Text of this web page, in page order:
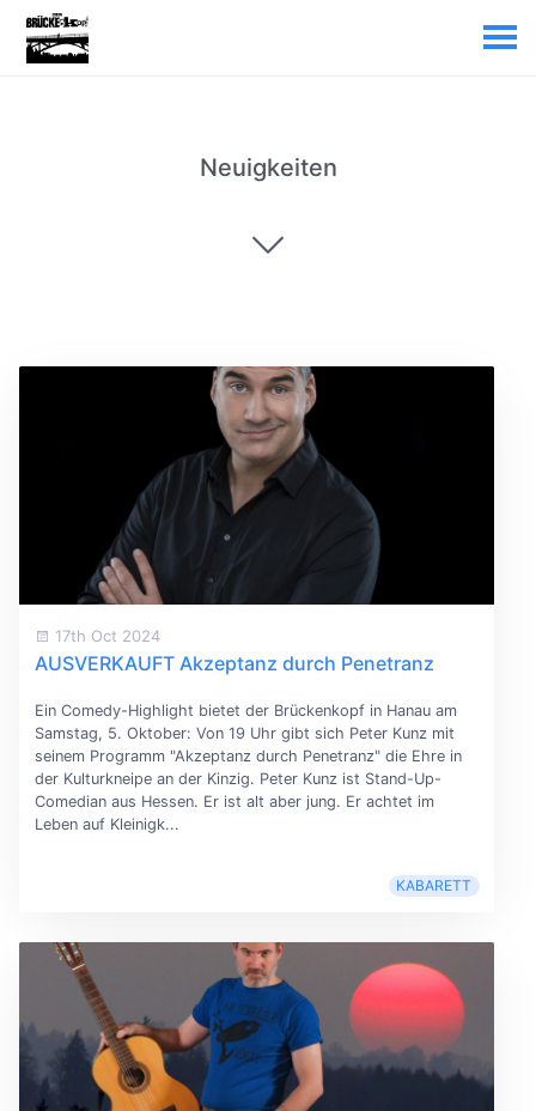
Neuigkeiten
17th Oct 2024
AUSVERKAUFT Akzeptanz durch Penetranz
Ein Comedy-Highlight bietet der Brückenkopf in Hanau am
Samstag, 5. Oktober: Von 19 Uhr gibt sich Peter Kunz mit
seinem Programm "Akzeptanz durch Penetranz" die Ehre in
der Kulturkneipe an der Kinzig. Peter Kunz ist Stand-Up-
Comedian aus Hessen. Er ist alt aber jung. Er achtet im
Leben auf Kleinigk...
KABARETT